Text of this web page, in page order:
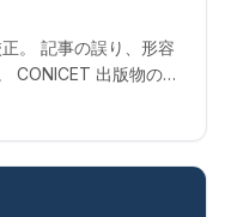
。 記事の誤り、形容
CONICET 出版物の即
アカデミック版